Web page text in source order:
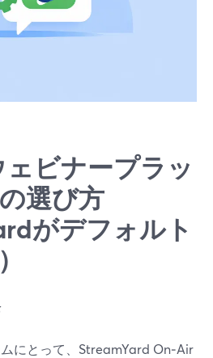
ビナープラッ
選び方
がデフォルト
にとって、StreamYard On‑Air